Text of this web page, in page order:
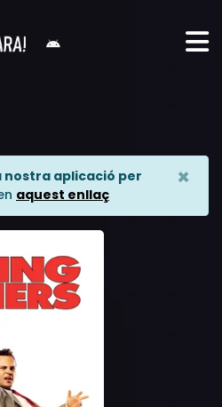
aplicació per
aquest enllaç
×